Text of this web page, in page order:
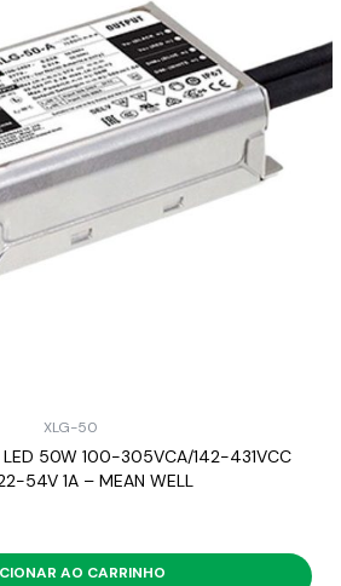
XLG-50
50W 100-305VCA/142-431VCC
54V 1A – MEAN WELL
AO CARRINHO